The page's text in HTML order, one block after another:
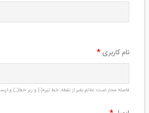
نام کاربری *
فاصله مجاز است؛ علائم بغیر از نقطه, خط تیره(-) و زیر خط(_) و